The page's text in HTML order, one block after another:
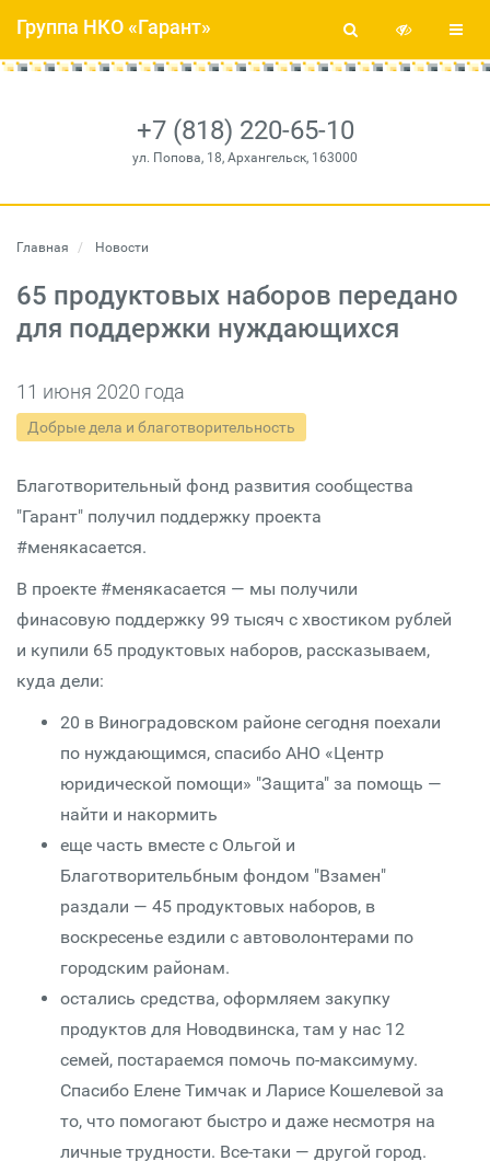
+7 (818) 220-65-10
ул. Попова, 18, Архангельск, 163000
Группа НКО «Гарант»
Главная Новости
65 продуктовых наборов передано
для поддержки нуждающихся
11 июня 2020 года
Добрые дела и благотворительность
Благотворительный фонд развития сообщества
"Гарант" получил поддержку проекта
#менякасается.
В проекте #менякасается — мы получили
финасовую поддержку 99 тысяч с хвостиком рублей
и купили 65 продуктовых наборов, рассказываем,
куда дели:
20 в Виноградовском районе сегодня поехали
по нуждающимся, спасибо АНО «Центр
юридической помощи» "Защита" за помощь —
найти и накормить
еще часть вместе с Ольгой и
Благотворительбным фондом "Взамен"
раздали — 45 продуктовых наборов, в
воскресенье ездили с автоволонтерами по
городским районам.
остались средства, оформляем закупку
продуктов для Новодвинска, там у нас 12
семей, постараемся помочь по-максимуму.
Спасибо Елене Тимчак и Ларисе Кошелевой за
то, что помогают быстро и даже несмотря на
личные трудности. Все-таки — другой город.